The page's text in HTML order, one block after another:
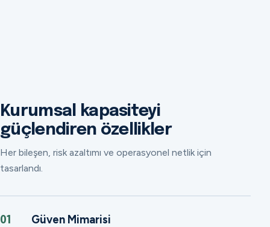
Kurumsal kapasiteyi
güçlendiren özellikler
Her bileşen, risk azaltımı ve operasyonel netlik için
tasarlandı.
01 Güven Mimarisi